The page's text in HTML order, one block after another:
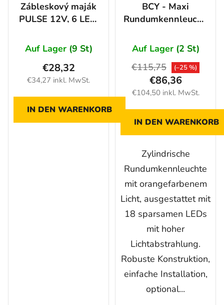
Zábleskový maják
PULSE 12V, 6 LED,
Auf Lager (9 St)
€34,27 inkl. MwSt.
€28,32
IN DEN WARENKORB
BCY - Maxi
Rundumkennleuchte,
ORANGE 12/24V
Auf Lager (2 St)
€104,50 inkl. MwSt.
€86,36
€115,75 (–25 %)
IN DEN WARENKORB
Zylindrische
Rundumkennleuchte
mit orangefarbenem
Licht, ausgestattet mit
18 sparsamen LEDs
mit hoher
Lichtabstrahlung.
Robuste Konstruktion,
einfache Installation,
optional...